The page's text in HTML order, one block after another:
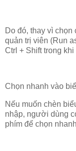
Do đó, thay vì
quản trị viên (Run
Ctrl + Shift trong
Chọn nhanh vào
Nếu muốn chèn
nhập, người dùng
phím để chọn